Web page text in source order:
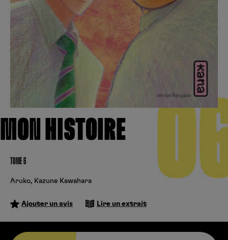
MON HISTOIRE
TOME 6
Aruko, Kazune Kawahara
Ajouter un avis Lire un extrait
Fnac
Se connecter
Hunter x Hunter
Fire Force
Black Butler